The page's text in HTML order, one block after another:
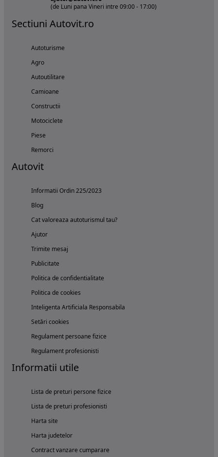
(de Luni pana Vineri intre 09:00 - 17:00)
Sectiuni Autovit.ro
Autoturisme
Agro
Autoutilitare
Camioane
Constructii
Motociclete
Piese
Remorci
Autovit
Informatii Ordin 225/2023
Blog
Cat valoreaza autoturismul tau?
Ajutor
Trimite mesaj
Publicitate
Politica de confidentialitate
Politica de cookies
Inteligenta Artificiala Responsabila
Setări cookies
Regulament persoane fizice
Regulament profesionisti
Informatii utile
Lista de preturi persone fizice
Lista de preturi profesionisti
Harta site
Harta judetelor
Contract vanzare cumparare